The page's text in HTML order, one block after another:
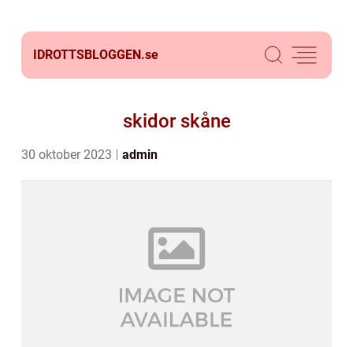
IDROTTSBLOGGEN.se
skidor skåne
30 oktober 2023 admin